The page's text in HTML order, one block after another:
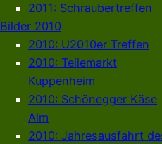
2011: Schraubertreffen
Bilder 2010
2010: U2010er Treffen
2010: Teilemarkt
Kuppenheim
2010: Schönegger Käse
Alm
2010: Jahresausfahrt